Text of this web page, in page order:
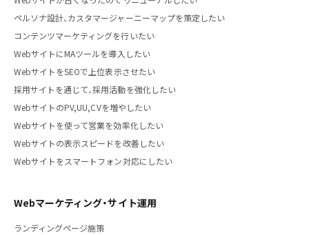
ペルソナ設計、カスタマージャーニーマップを策定したい
コンテンツマーケティングを行いたい
WebサイトにMAツールを導入したい
WebサイトをSEOで上位表示させたい
採用サイトを通じて、採用活動を強化したい
WebサイトのPV,UU,CVを増やしたい
Webサイトを使って営業を効率化したい
Webサイトの表示スピードを改善したい
Webサイトをスマートフォン対応にしたい
Webマーケティング・サイト運用
ランディングページ施策